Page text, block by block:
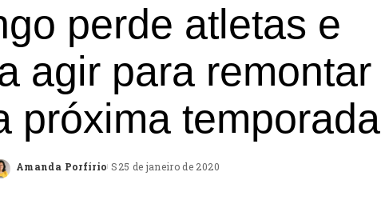
perde atletas e
agir para remontar
próxima temporada
Posted
Amanda Porfírio 25 de janeiro de 2020